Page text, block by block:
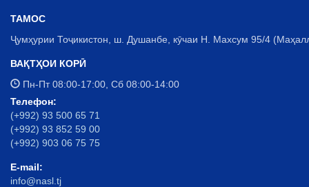
ТАМОС
Ҷумҳурии Тоҷикистон, ш. Душанбе, кӯчаи Н. Махсум 95/4
ВАҚТҲОИ КОРӢ
Пн-Пт 08:00-17:00, Сб 08:00-14:00
Телефон:
(+992) 93 500 65 71
(+992) 93 852 59 00
(+992) 903 06 75 75
E-mail:
info@nasl.tj